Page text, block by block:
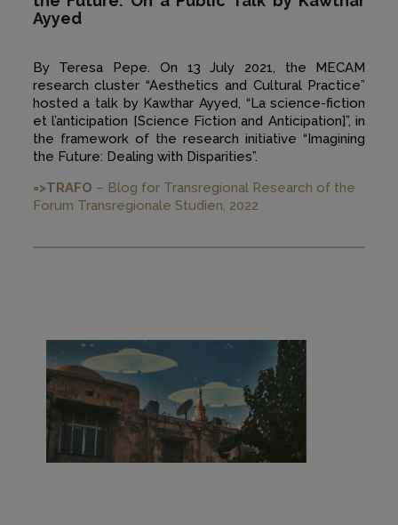
Ayyed
By Teresa Pepe. On 13 July 2021, the MECAM
research cluster “Aesthetics and Cultural Practice”
hosted a talk by Kawthar Ayyed, “La science-fiction
et l’anticipation [Science Fiction and Anticipation]”, in
the framework of the research initiative “Imagining
the Future: Dealing with Disparities”.
=>TRAFO – Blog for Transregional Research of the
Forum Transregionale Studien, 2022